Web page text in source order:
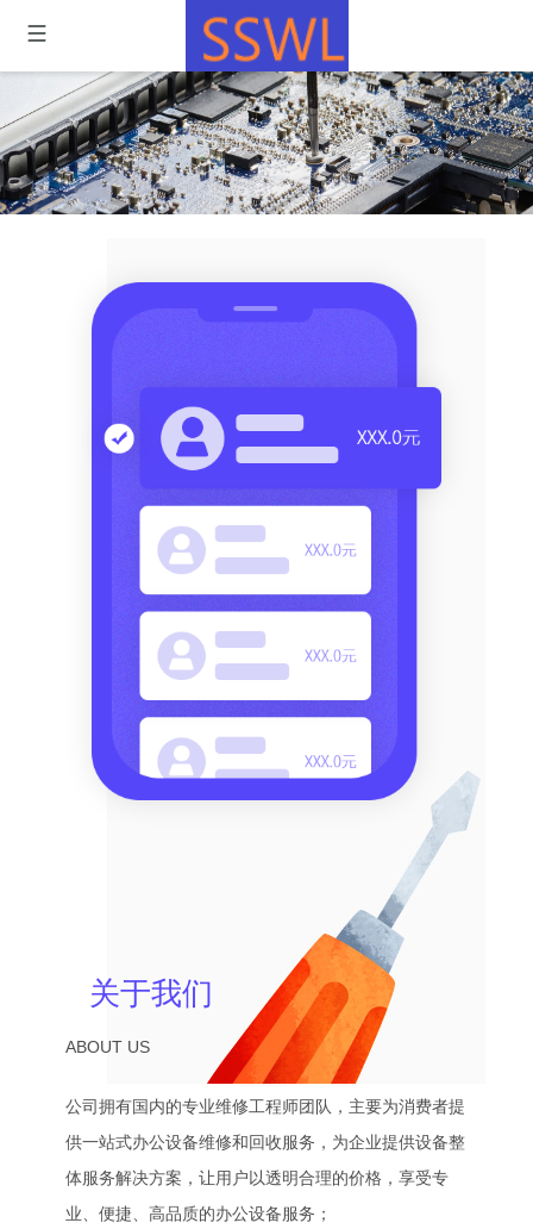
关于我们
ABOUT US
公司拥有国内的专业维修工程师团队，主要为消费者提
供一站式办公设备维修和回收服务，为企业提供设备整
体服务解决方案，让用户以透明合理的价格，享受专
业、便捷、高品质的办公设备服务；